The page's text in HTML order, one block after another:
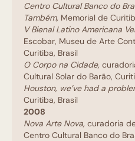
Centro Cultural Banco do
Também, Memorial de
V Bienal Latino Americana
Escobar, Museu de Arte
Curitiba, Brasil
O Corpo na Cidade,
Cultural Solar do Barão,
Houston, we’ve had a
Curitiba, Brasil
2008
Nova Arte Nova, curadoria
Centro Cultural Banco do